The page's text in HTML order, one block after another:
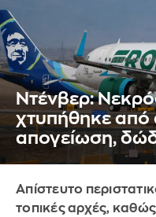
Ντένβερ:
χτυπήθηκε από
απογείωση,
Απίστευτο
τοπικές αρχές,